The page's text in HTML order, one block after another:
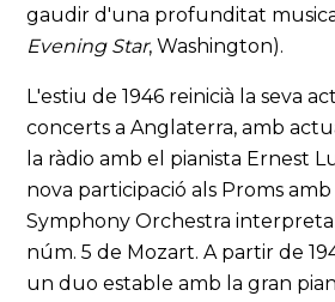
gaudir d'una profunditat
Evening Star, Washington).
L'estiu de 1946 reinicià la seva
concerts a Anglaterra, amb
la ràdio amb el pianista Ernest
nova participació als Proms
Symphony Orchestra
núm. 5 de Mozart. A partir de
un duo estable amb la gran